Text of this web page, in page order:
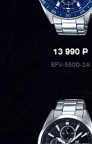
13 990P
EFV-550D-2A